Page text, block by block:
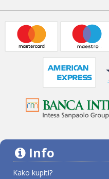
Info
Kako kupiti?